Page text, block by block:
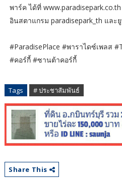
พาร์ค ได้ที่
อินสตาแกรม paradisepark_th แล
#ParadisePlace #พาราไดซ์เพลส
#คอร์กี้ #ซานต้าคอร์กี้
Tags # ประชาสัมพันธ์
Share This